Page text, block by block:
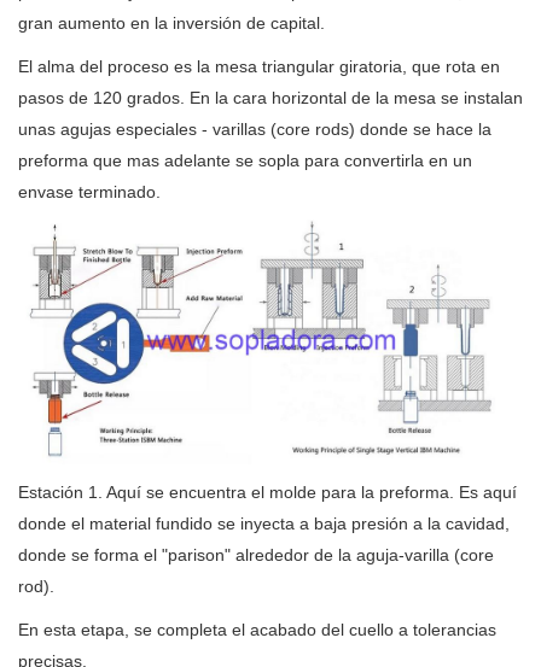
gran aumento en la inversión de capital.
El alma del proceso es la mesa triangular giratoria, que rota en
pasos de 120 grados. En la cara horizontal de la mesa se instalan
unas agujas especiales - varillas (core rods) donde se hace la
preforma que mas adelante se sopla para convertirla en un
envase terminado.
Estación 1. Aquí se encuentra el molde para la preforma. Es aquí
donde el material fundido se inyecta a baja presión a la cavidad,
donde se forma el "parison" alrededor de la aguja-varilla (core
rod).
En esta etapa, se completa el acabado del cuello a tolerancias
precisas.